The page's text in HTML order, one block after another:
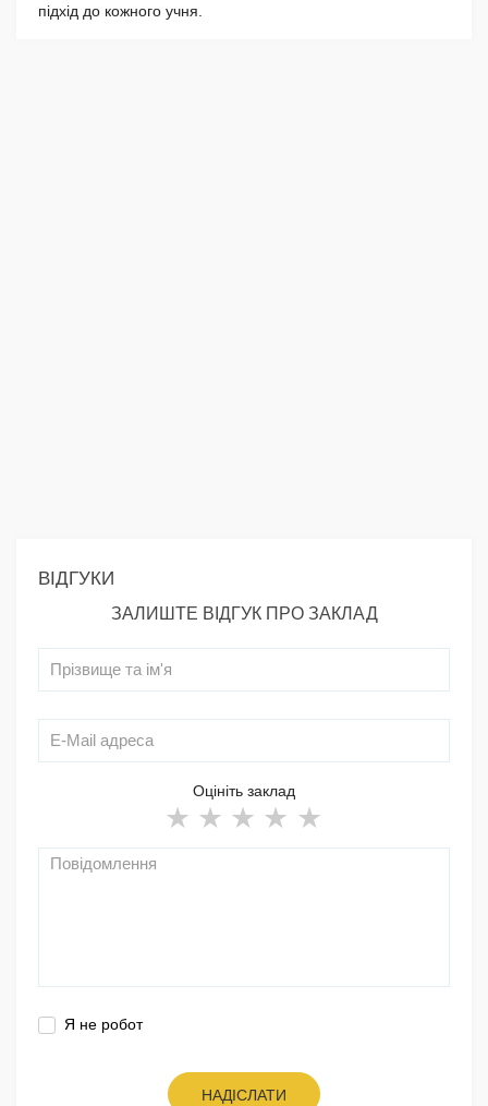
підхід до кожного учня.
ВІДГУКИ
ЗАЛИШТЕ ВІДГУК ПРО ЗАКЛАД
Оцініть заклад
Я не робот
НАДІСЛАТИ